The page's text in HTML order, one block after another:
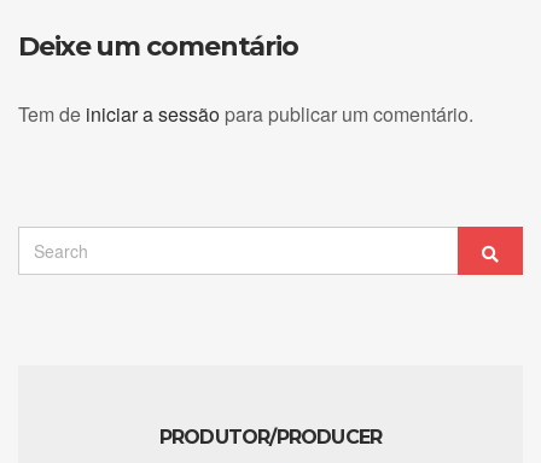
Deixe um comentário
Tem de iniciar a sessão para publicar um comentário.
Search
for:
PRODUTOR/PRODUCER